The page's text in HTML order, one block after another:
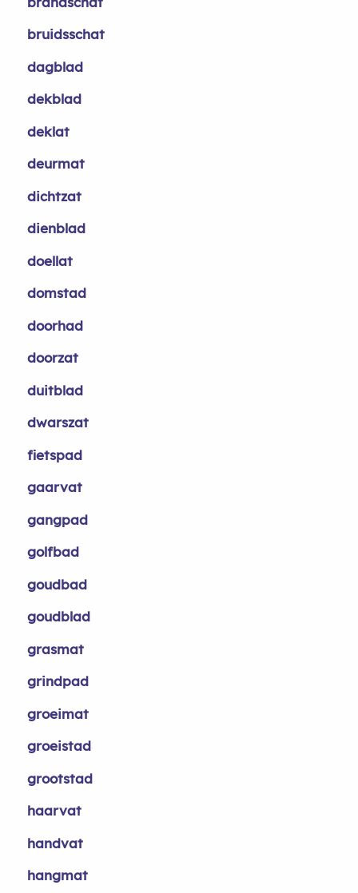
bruidsschat
dagblad
dekblad
deklat
deurmat
dichtzat
dienblad
doellat
domstad
doorhad
doorzat
duitblad
dwarszat
fietspad
gaarvat
gangpad
golfbad
goudbad
goudblad
grasmat
grindpad
groeimat
groeistad
grootstad
haarvat
handvat
hangmat